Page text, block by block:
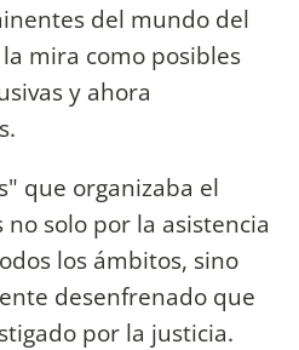
del mundo del
mira como posibles
y ahora
que organizaba el
solo por la asistencia
los ámbitos, sino
desenfrenado que
por la justicia.